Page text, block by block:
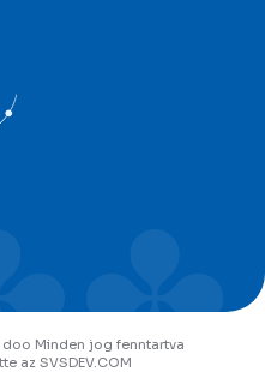
doo Minden jog fenntartva
az SVSDEV.COM